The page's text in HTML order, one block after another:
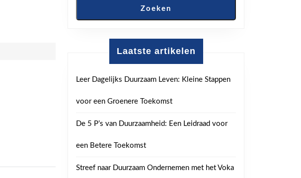
Zoeken
Laatste artikelen
Leer Dagelijks Duurzaam Leven: Kleine Stappen
voor een Groenere Toekomst
De 5 P’s van Duurzaamheid: Een Leidraad voor
een Betere Toekomst
Streef naar Duurzaam Ondernemen met het Voka